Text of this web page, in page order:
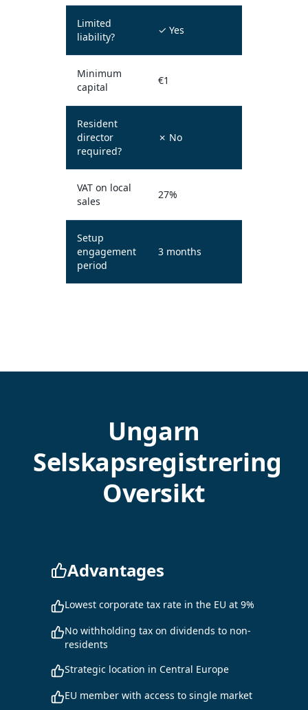
Limited
liability?
✓ Yes
Minimum
capital
€1
Resident
director
required?
✗ No
VAT on local
sales
27%
Setup
engagement
period
3 months
Ungarn
Selskapsregistrering
Oversikt
Advantages
Lowest corporate tax rate in the EU at 9%
No withholding tax on dividends to non-
residents
Strategic location in Central Europe
EU member with access to single market